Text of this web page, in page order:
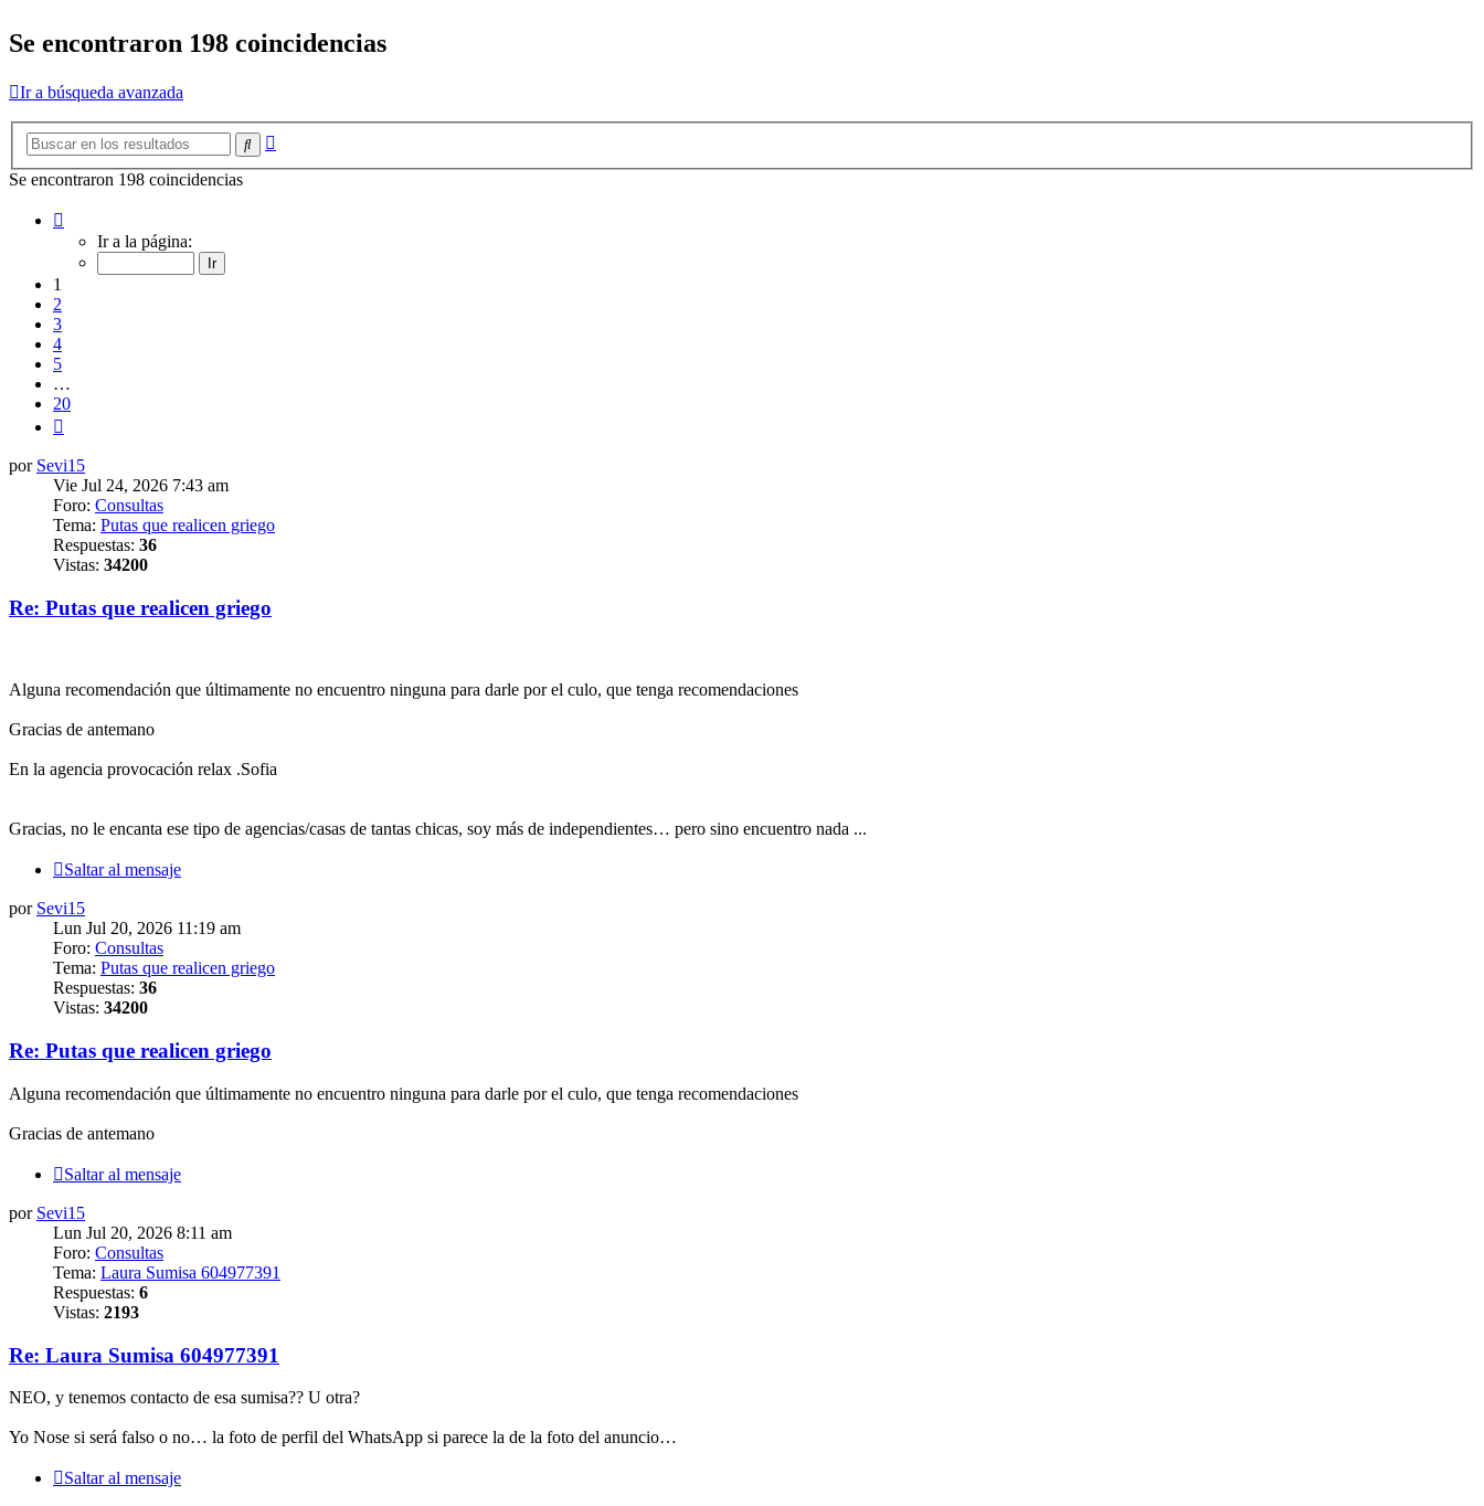
Se encontraron 198 coincidencias
Ir a búsqueda avanzada
Buscar
Se encontraron 198 coincidencias
Ir a la página:
1
2
3
4
5
…
20
por Sevi15
Vie Jul 24, 2026 7:43 am
Foro: Consultas
Tema: Putas que realicen griego
Respuestas: 36
Vistas: 34200
Re: Putas que realicen griego
Alguna recomendación que últimamente no encuentro ninguna para darle por el culo, que tenga recomendaciones
Gracias de antemano
En la agencia provocación relax .Sofia
Gracias, no le encanta ese tipo de agencias/casas de tantas chicas, soy más de independientes… pero sino encuentro nada ...
Saltar al mensaje
por Sevi15
Lun Jul 20, 2026 11:19 am
Foro: Consultas
Tema: Putas que realicen griego
Respuestas: 36
Vistas: 34200
Re: Putas que realicen griego
Alguna recomendación que últimamente no encuentro ninguna para darle por el culo, que tenga recomendaciones
Gracias de antemano
Saltar al mensaje
por Sevi15
Lun Jul 20, 2026 8:11 am
Foro: Consultas
Tema: Laura Sumisa 604977391
Respuestas: 6
Vistas: 2193
Re: Laura Sumisa 604977391
NEO, y tenemos contacto de esa sumisa?? U otra?
Yo Nose si será falso o no… la foto de perfil del WhatsApp si parece la de la foto del anuncio…
Saltar al mensaje